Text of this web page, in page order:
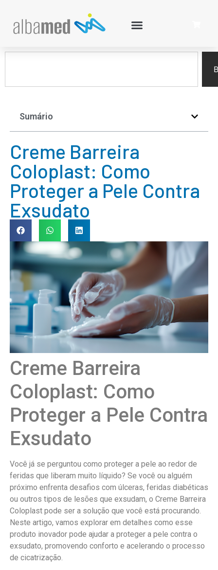
Sumário
Creme Barreira
Coloplast: Como
Proteger a Pele Contra
Exsudato
Creme Barreira
Coloplast: Como
Proteger a Pele Contra
Exsudato
Você já se perguntou como proteger a pele ao redor de
feridas que liberam muito líquido? Se você ou alguém
próximo enfrenta desafios com úlceras, feridas diabéticas
ou outros tipos de lesões que exsudam, o Creme Barreira
Coloplast pode ser a solução que você está procurando.
Neste artigo, vamos explorar em detalhes como esse
produto inovador pode ajudar a proteger a pele contra o
exsudato, promovendo conforto e acelerando o processo
de cicatrização.